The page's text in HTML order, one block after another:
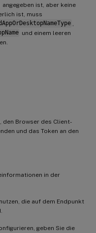
angegeben ist, aber keine
ist, muss
und einem leeren
den Browser des Client-
und das Token an den
in der
die auf dem Endpunkt
geben Sie die